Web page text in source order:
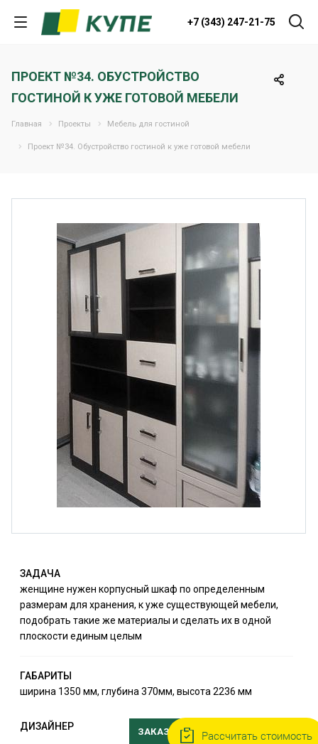
+7 (343) 247-21-75
ПРОЕКТ №34. ОБУСТРОЙСТВО
ГОСТИНОЙ К УЖЕ ГОТОВОЙ МЕБЕЛИ
Главная Проекты Мебель для гостиной
Проект №34. Обустройство гостиной к уже готовой мебели
ЗАДАЧА
женщине нужен корпусный шкаф по определенным
размерам для хранения, к уже существующей мебели,
подобрать такие же материалы и сделать их в одной
плоскости единым целым
ГАБАРИТЫ
ширина 1350 мм, глубина 370мм, высота 2236 мм
ДИЗАЙНЕР ЗАКАЗАТЬ ВЫЕЗД ДИЗАЙНЕРА
Рассчитать стоимость